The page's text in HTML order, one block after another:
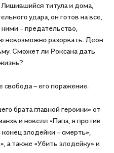
титула и дома,
удара, он готов на все,
– предательство,
невозможно разорвать. Деон
Сможет ли Роксана дать
свобода – его поражение.
брата главной героини» от
и новелл «Папа, я против
злодейки – смерть»,
а также «Убить злодейку» и